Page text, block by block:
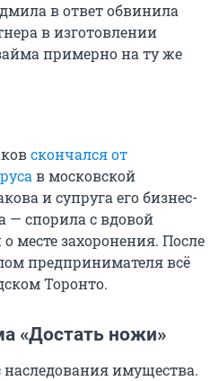
в ответ обвинила
в изготовлении
примерно на ту же
скончался от
в московской
и супруга его бизнес-
— спорила с вдовой
месте захоронения. После
предпринимателя всё
Торонто.
«Достать ножи»
наследования имущества.